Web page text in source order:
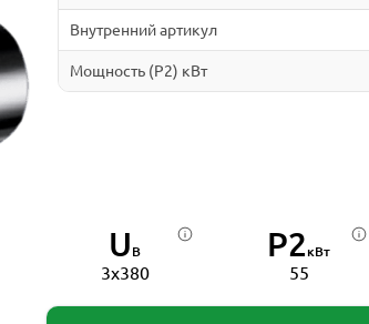
Внутренний артикул
Мощность (P2) кВт
U В
3x380
P2кВт
55